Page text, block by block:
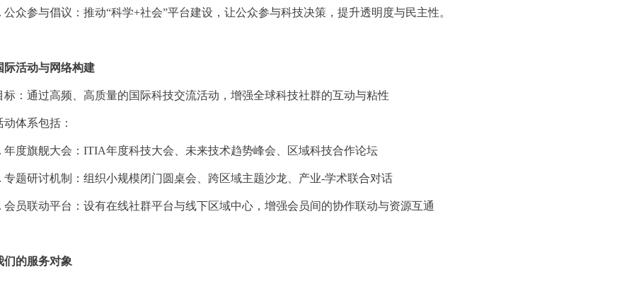
公众参与倡议：推动“科学+社会”平台建设，让公众参与科技决策，提升透明度与民主性。
际活动与网络构建
标：通过高频、高质量的国际科技交流活动，增强全球科技社群的互动与粘性
动体系包括：
年度旗舰大会： ITIA年度科技大会、未来技术趋势峰会、区域科技合作论坛
专题研讨机制：组织小规模闭门圆桌会、跨区域主题沙龙、产业-学术联合对话
会员联动平台：设有在线社群平台与线下区域中心，增强会员间的协作联动与资源互通
们的服务对象